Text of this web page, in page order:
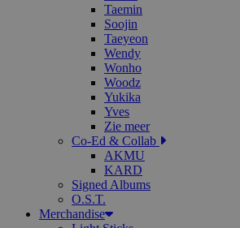
Taemin
Soojin
Taeyeon
Wendy
Wonho
Woodz
Yukika
Yves
Zie meer
Co-Ed & Collab
AKMU
KARD
Signed Albums
O.S.T.
Merchandise